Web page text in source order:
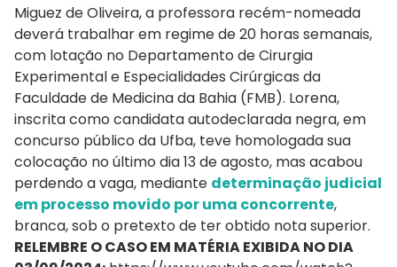
Miguez de Oliveira, a professora recém-nomeada
deverá trabalhar em regime de 20 horas semanais,
com lotação no Departamento de Cirurgia
Experimental e Especialidades Cirúrgicas da
Faculdade de Medicina da Bahia (FMB). Lorena,
inscrita como candidata autodeclarada negra, em
concurso público da Ufba, teve homologada sua
colocação no último dia 13 de agosto, mas acabou
perdendo a vaga, mediante determinação judicial
em processo movido por uma concorrente,
branca, sob o pretexto de ter obtido nota superior.
RELEMBRE O CASO EM MATÉRIA EXIBIDA NO DIA